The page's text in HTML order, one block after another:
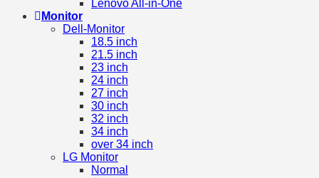
Lenovo All-in-One
Monitor
Dell-Monitor
18.5 inch
21.5 inch
23 inch
24 inch
27 inch
30 inch
32 inch
34 inch
over 34 inch
LG Monitor
Normal